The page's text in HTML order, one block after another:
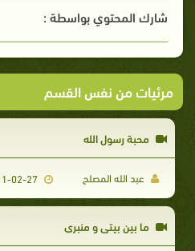
شارك المحتوي بواسطة :
مرئيات من نفس القسم
محبة رسول الله
عبد الله المصلح
ما بين بيتي و منبري